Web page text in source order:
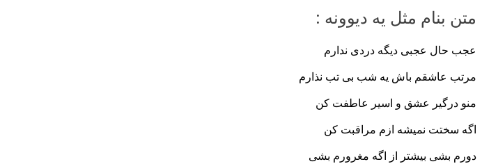
متن بنام مثل یه دیوونه :
عجب حال عجبی دیگه دردی ندارم
مرتب عاشقم باش یه شب بی تب نذارم
منو درگیر عشق و اسیر عاطفت کن
اگه سختت نمیشه ازم مراقبت کن
دورم بشی بیشتر از اگه مغرورم بشی